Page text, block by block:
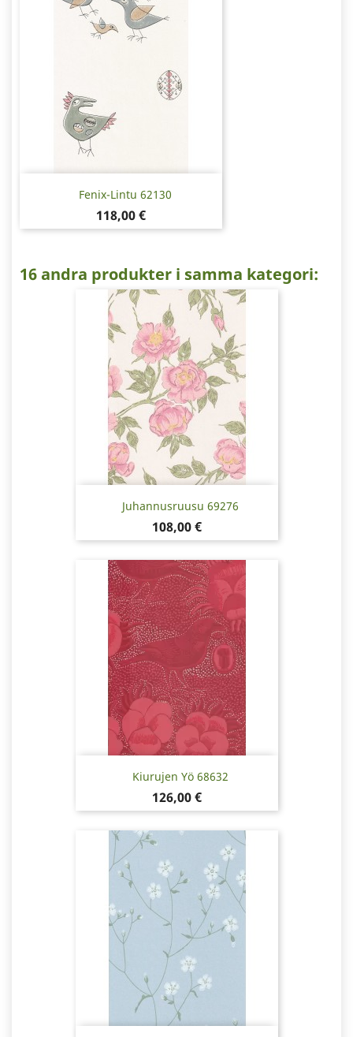
Fenix-Lintu 62130
Pris
118,00 €
16 andra produkter i samma kategori:
Juhannusruusu 69276
Pris
108,00 €
Kiurujen Yö 68632
Pris
126,00 €